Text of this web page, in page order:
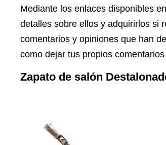
Mediante los enlaces disponibles
detalles sobre ellos y adquirirlos si
comentarios y opiniones que han
como dejar tus propios
Zapato de salón